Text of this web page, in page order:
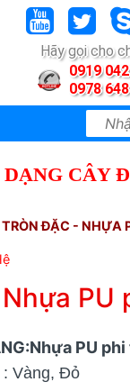
Hãy gọi cho
0919
0978
CÂY
ĐẶC - NHỰA
Nhựa PU
PU
: Vàng, Đỏ